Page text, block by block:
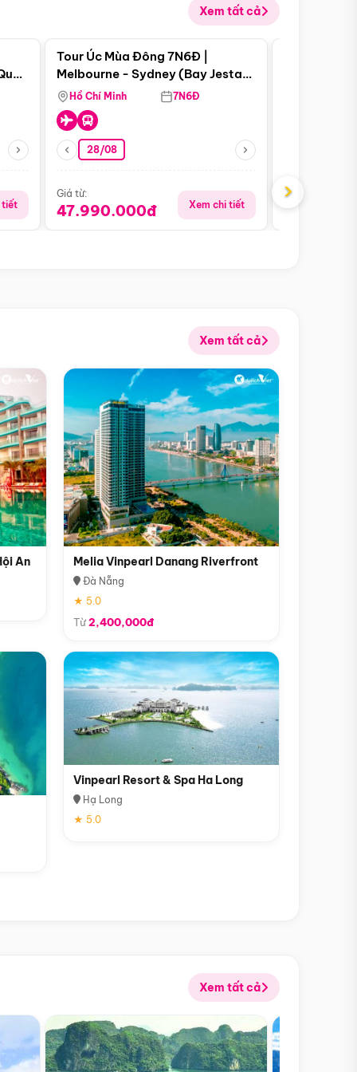
Xem tất cả
tiết
Điểm nổi bật
Tour Úc Mùa Đông 7N6Đ |
Melbourne - Sydney (Bay Jestar
Airways)
Hồ Chí Minh 7N6Đ
28/08
Giá từ:
47.990.000đ Xem chi tiết
Giá từ:
›
Xem tất cả
An Melia Vinpearl Danang Riverfront
Đà Nẵng
★ 5.0
Từ2,400,000đ
Vinpearl Resort & Spa Ha Long
Hạ Long
★ 5.0
Xem tất cả